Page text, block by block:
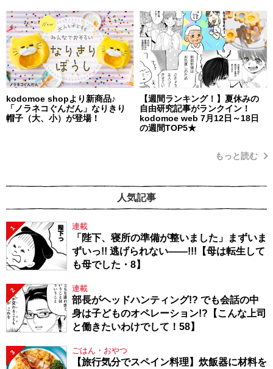
kodomoe shopより新商品♪
「ノラネコぐんだん」なりきり
帽子（大、小）が登場！
【週間ランキング！】夏休みの
自由研究記事がランクイン！
kodomoe web 7月12日～18日
の週間TOP5★
もっと読む
人気記事
1 連載
「陛下、寝所の準備が整いました」まずいま
ずいっ!! 逃げられない――!!!【母は転生して
も母でした・8】
2 連載
部長がヘッドハンティング!? でも会話の中
身は子どものオペレーション!?【こんな上司
と働きたいわけでして！58】
3 ごはん・おやつ
【旅行気分でスペイン料理】炊飯器に材料を